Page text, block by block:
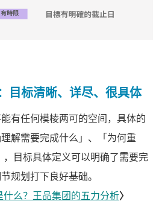
目标清晰、详尽、很具体
有任何模棱两可的空间，具体的
解需要完成什么」、「为何重
目标具体定义可以明确了需要完
规划打下良好基础。
什么？王品集团的五力分析〉